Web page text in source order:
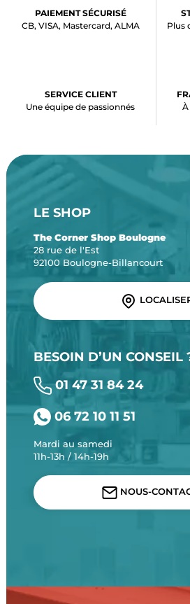
PAIEMENT SÉCURISÉ
CB, VISA, Mastercard, ALMA
Plus
SERVICE CLIENT
Une équipe de passionnés
LE SHOP
The Corner Shop Boulogne
28 rue de l'Est
92100 Boulogne-Billancourt
BESOIN D’UN CONSEIL
01 47 31 84 24
06 72 10 11 51
Mardi au samedi
11h-13h / 14h-19h
NOUS-